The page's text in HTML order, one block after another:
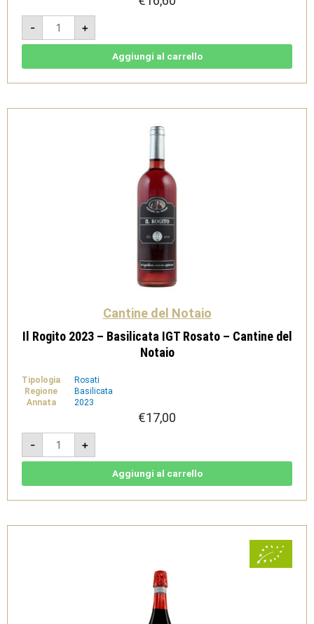
-
L'Atto
2020
-
Basilicata
Cantine
quantità
+
Aggiungi al carrello
Cantine del Notaio
Il Rogito 2023 – Basilicata IGT Rosato – Cantine del
Notaio
Tipologia
Rosati
Regione
Basilicata
Annata
2023
€17,00
-
Il
Rogito
2023
-
-
Notaio
+
Aggiungi al carrello